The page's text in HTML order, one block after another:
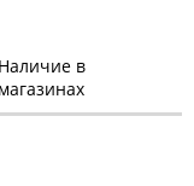
Наличие в
магазинах